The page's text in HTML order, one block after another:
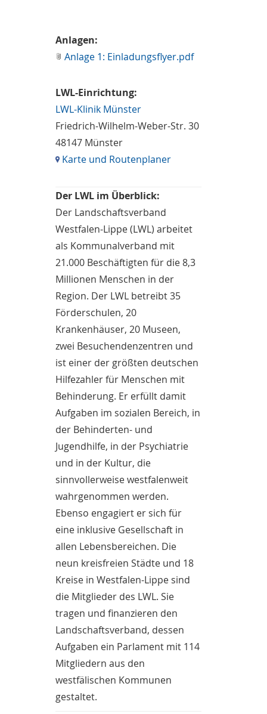
Anlagen:
Anlage 1: Einladungsflyer.pdf
LWL-Einrichtung:
LWL-Klinik Münster
Friedrich-Wilhelm-Weber-Str. 30
48147 Münster
Karte und Routenplaner
Der LWL im Überblick:
Der Landschaftsverband
Westfalen-Lippe (LWL) arbeitet
als Kommunalverband mit
21.000 Beschäftigten für die 8,3
Millionen Menschen in der
Region. Der LWL betreibt 35
Förderschulen, 20
Krankenhäuser, 20 Museen,
zwei Besuchendenzentren und
ist einer der größten deutschen
Hilfezahler für Menschen mit
Behinderung. Er erfüllt damit
Aufgaben im sozialen Bereich, in
der Behinderten- und
Jugendhilfe, in der Psychiatrie
und in der Kultur, die
sinnvollerweise westfalenweit
wahrgenommen werden.
Ebenso engagiert er sich für
eine inklusive Gesellschaft in
allen Lebensbereichen. Die
neun kreisfreien Städte und 18
Kreise in Westfalen-Lippe sind
die Mitglieder des LWL. Sie
tragen und finanzieren den
Landschaftsverband, dessen
Aufgaben ein Parlament mit 114
Mitgliedern aus den
westfälischen Kommunen
gestaltet.